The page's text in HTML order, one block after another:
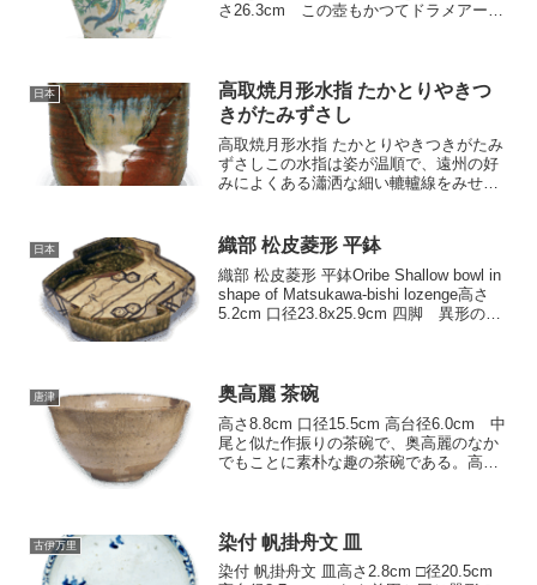
さ26.3cm この壺もかつてドラメアー・
日本
高取焼月形水指 たかとりやきつ
きがたみずさし
高取焼月形水指 たかとりやきつきがたみ
ずさしこの水指は姿が温順で、遠州の好
みによくある瀟洒な細い轆轤線をみせ、
えるため、「月形水指」と呼ばれます。
典型的な遠州の綺麗寂び...
日本 織部 松皮菱形 平鉢
織部 松皮菱形 平鉢Oribe Shallow bowl in
shape of Matsukawa-bishi lozenge高さ
5.2cm 口径23.8x25.9cm 四脚 異形の平
唐津 奥高麗 茶碗
高さ8.8cm 口径15.5cm 高台径6.0cm 中
尾と似た作振りの茶碗で、奥高麗のなか
でもことに素朴な趣の茶碗である。高台
古伊万里 染付 帆掛舟文 皿
染付 帆掛舟文 皿高さ2.8cm □径20.5cm